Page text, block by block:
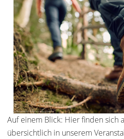
Auf einem Blick: Hier finden sich
übersichtlich in unserem